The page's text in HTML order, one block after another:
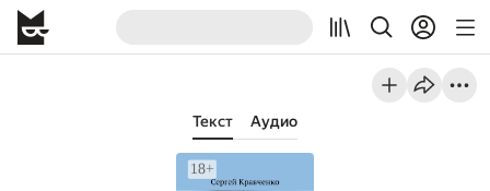
Текст Аудио